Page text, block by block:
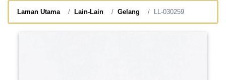
Laman Utama Lain-Lain Gelang LL-030259